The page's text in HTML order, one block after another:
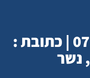
טלפון : 077-2085240 | כתובת :